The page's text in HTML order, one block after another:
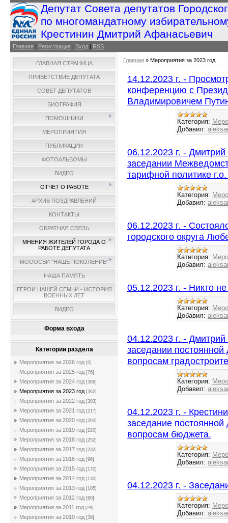
Депутат Совета депутатов
по многомандатному
Крестинин Дмитрий Афанасьевич
Главная | Регистрация | Вход | RSS
ГЛАВНАЯ СТРАНИЦА
ПРИВЕТСТВИЕ ДЕПУТАТА
СОВЕТ ДЕПУТАТОВ
БИОГРАФИЯ
ПОМОЩНИКИ
МЕРОПРИЯТИЯ
ПУБЛИКАЦИИ
ФОТОАЛЬБОМЫ
ВИДЕО
ОТЧЕТ О РАБОТЕ
АРХИВ ПОЗДРАВЛЕНИЙ
КОНТАКТЫ
ОБРАТНАЯ СВЯЗЬ
МНЕНИЯ ЖИТЕЛЕЙ ГОРОДА О
РАБОТЕ ДЕПУТАТА
МОООСВИ "НАШЕ ПОКОЛЕНИЕ"
НАША ПАМЯТЬ
ГЕРОИ НАШЕЙ СЕМЬИ - ИСТОРИЯ
ВОЕННЫХ ЛЕТ
ВИДЕО
Форма входа
Категории раздела
Мероприятия за 2026 год [0]
Мероприятия за 2025 год [76]
Мероприятия за 2024 год [389]
Мероприятия за 2023 год [362]
Мероприятия за 2022 год [303]
Мероприятия за 2021 год [217]
Мероприятия за 2020 год [293]
Мероприятия за 2019 год [220]
Мероприятия за 2018 год [252]
Мероприятия за 2017 год [232]
Мероприятия за 2016 год [96]
Мероприятия за 2015 год [170]
Мероприятия за 2014 год [130]
Мероприятия за 2013 год [105]
Мероприятия за 2012 год [60]
Мероприятия за 2011 год [28]
Мероприятия за 2010 год [39]
Главная » Мероприятия за 2023 год
14.12.2023 г. -
конференцию с
Владимировичем
Категория:
Добавил:
06.12.2023 г. -
заседании
тарифной политике
Категория:
Добавил:
06.12.2023 г. -
городского округа
Категория:
Добавил:
05.12.2023 г. - Никто
Категория:
Добавил:
04.12.2023 г. -
заседании постоянной
вопросам
Категория:
Добавил:
04.12.2023 г. -
заседание постоянной
вопросам бюджета.
Категория:
Добавил:
04.12.2023 г. -
Категория:
Добавил: